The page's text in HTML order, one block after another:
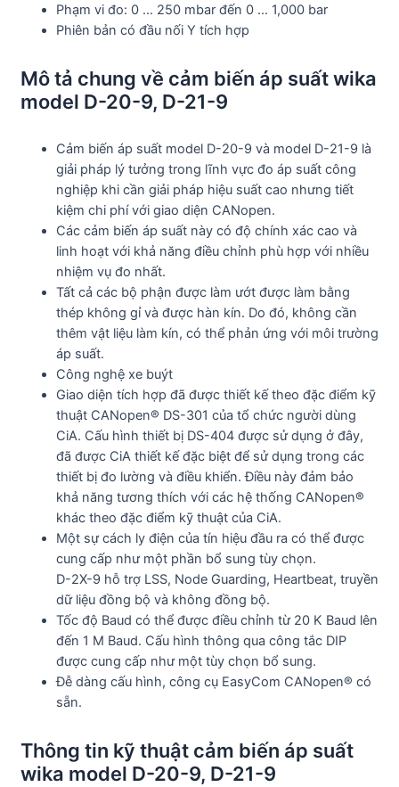
Phạm vi đo: 0 … 250 mbar đến 0 … 1,000 bar
Phiên bản có đầu nối Y tích hợp
Mô tả chung về cảm biến áp suất wika
model D-20-9, D-21-9
Cảm biến áp suất model D-20-9 và model D-21-9 là
giải pháp lý tưởng trong lĩnh vực đo áp suất công
nghiệp khi cần giải pháp hiệu suất cao nhưng tiết
kiệm chi phí với giao diện CANopen.
Các cảm biến áp suất này có độ chính xác cao và
linh hoạt với khả năng điều chỉnh phù hợp với nhiều
nhiệm vụ đo nhất.
Tất cả các bộ phận được làm ướt được làm bằng
thép không gỉ và được hàn kín. Do đó, không cần
thêm vật liệu làm kín, có thể phản ứng với môi trường
áp suất.
Công nghệ xe buýt
Giao diện tích hợp đã được thiết kế theo đặc điểm kỹ
thuật CANopen® DS-301 của tổ chức người dùng
CiA. Cấu hình thiết bị DS-404 được sử dụng ở đây,
đã được CiA thiết kế đặc biệt để sử dụng trong các
thiết bị đo lường và điều khiển. Điều này đảm bảo
khả năng tương thích với các hệ thống CANopen®
khác theo đặc điểm kỹ thuật của CiA.
Một sự cách ly điện của tín hiệu đầu ra có thể được
cung cấp như một phần bổ sung tùy chọn.
D-2X-9 hỗ trợ LSS, Node Guarding, Heartbeat, truyền
dữ liệu đồng bộ và không đồng bộ.
Tốc độ Baud có thể được điều chỉnh từ 20 K Baud lên
đến 1 M Baud. Cấu hình thông qua công tắc DIP
được cung cấp như một tùy chọn bổ sung.
Đễ dàng cấu hình, công cụ EasyCom CANopen® có
sẵn.
Thông tin kỹ thuật cảm biến áp suất
wika model D-20-9, D-21-9